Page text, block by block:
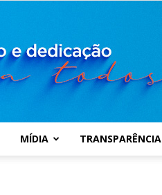
MÍDIA TRANSPARÊNCIA